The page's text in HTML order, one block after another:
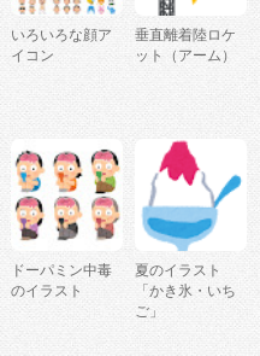
いろいろな顔ア
イコン
垂直離着陸ロケ
ット（アーム）
ドーパミン中毒
のイラスト
夏のイラスト
「かき氷・いち
ご」